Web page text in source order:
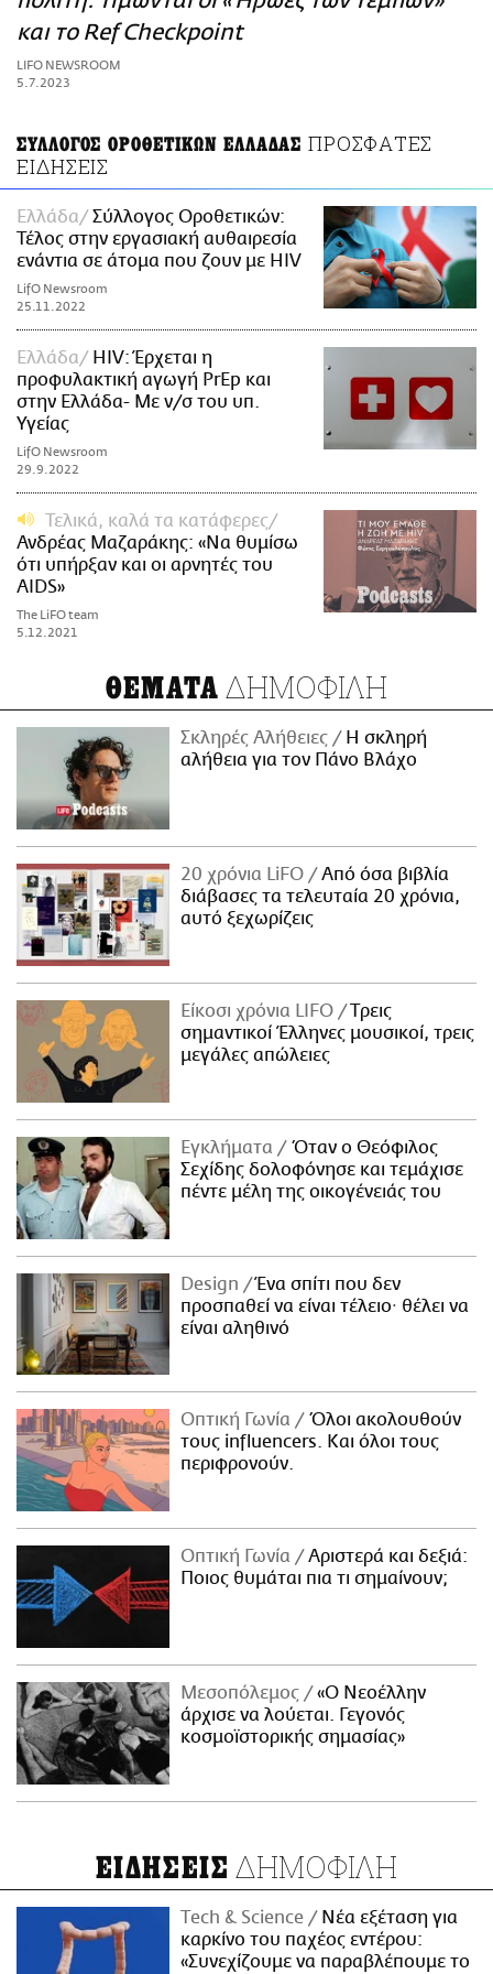
ΑΜΠΑ
PRINT
και το Ref Checkpoint
LIFO NEWSROOM
5.7.2023
ΣΥΛΛΟΓΟΣ ΟΡΟΘΕΤΙΚΩΝ ΕΛΛΑΔΑΣ ΠΡΟΣΦΑΤΕΣ
ΕΙΔΗΣΕΙΣ
Ελλάδα
Σύλλογος Οροθετικών:
Τέλος στην εργασιακή αυθαιρεσία
ενάντια σε άτομα που ζουν με HIV
LifO Newsroom
25.11.2022
Ελλάδα
HIV: Έρχεται η
προφυλακτική αγωγή PrEp και
στην Ελλάδα- Με ν/σ του υπ.
Υγείας
LifO Newsroom
29.9.2022
Τελικά, καλά τα κατάφερες
Ανδρέας Μαζαράκης: «Να θυμίσω
ότι υπήρξαν και οι αρνητές του
AIDS»
The LiFO team
5.12.2021
ΘΕΜΑΤΑ ΔΗΜΟΦΙΛΗ
Σκληρές Αλήθειες
H σκληρή
αλήθεια για τον Πάνο Βλάχο
20 χρόνια LiFO
Από όσα βιβλία
διάβασες τα τελευταία 20 χρόνια,
αυτό ξεχωρίζεις
Είκοσι χρόνια LIFO
Tρεις
σημαντικοί Έλληνες μουσικοί, τρεις
μεγάλες απώλειες
Εγκλήματα
Όταν ο Θεόφιλος
Σεχίδης δολοφόνησε και τεμάχισε
πέντε μέλη της οικογένειάς του
Design
Ένα σπίτι που δεν
προσπαθεί να είναι τέλειο· θέλει να
είναι αληθινό
Οπτική Γωνία
Όλοι ακολουθούν
τους influencers. Και όλοι τους
περιφρονούν.
Οπτική Γωνία
Αριστερά και δεξιά:
Ποιος θυμάται πια τι σημαίνουν;
Μεσοπόλεμος
«Ο Νεοέλλην
άρχισε να λούεται. Γεγονός
κοσμοϊστορικής σημασίας»
ΕΙΔΗΣΕΙΣ ΔΗΜΟΦΙΛΗ
Τech & Science
Νέα εξέταση για
καρκίνο του παχέος εντέρου:
«Συνεχίζουμε να παραβλέπουμε το